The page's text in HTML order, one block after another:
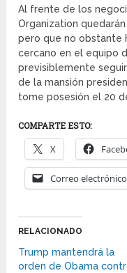
Al frente de los
Organization
pero que no obstante
cercano en el equipo
previsiblemente
de la mansión
tome posesión el 20
COMPARTE ESTO:
X
Correo electrónico
RELACIONADO
Trump mantendrá la
orden de Obama